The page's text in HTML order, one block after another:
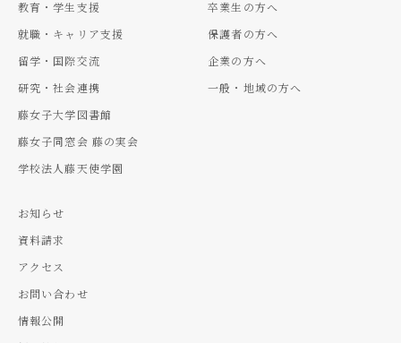
教育・学生支援
就職・キャリア支援
留学・国際交流
研究・社会連携
藤女子大学図書館
藤女子同窓会 藤の実会
学校法人藤天使学園
卒業生の方へ
保護者の方へ
企業の方へ
一般・地域の方へ
お知らせ
資料請求
アクセス
お問い合わせ
情報公開